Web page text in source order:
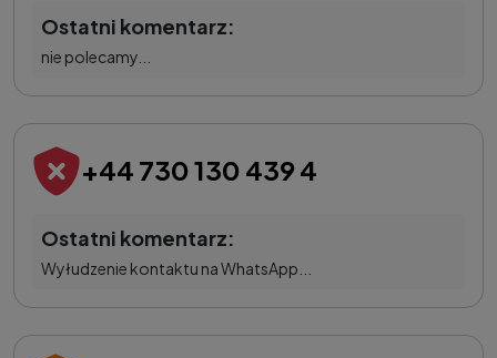
Ostatni komentarz:
nie polecamy...
+44 730 130 439 4
Ostatni komentarz:
Wyłudzenie kontaktu na WhatsApp...